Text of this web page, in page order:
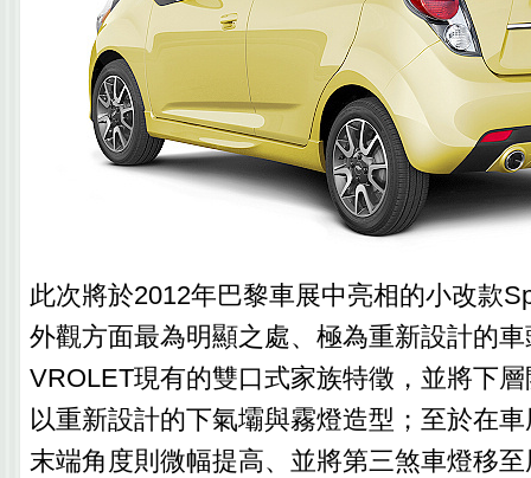
此次將於2012年巴黎車展中亮相的小改款
外觀方面最為明顯之處、極為重新設計的
VROLET現有的雙口式家族特徵，並將下
以重新設計的下氣壩與霧燈造型；至於在
末端角度則微幅提高、並將第三煞車燈移